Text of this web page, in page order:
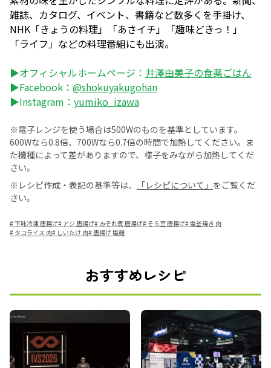
雑誌、カタログ、イベント、書籍など数多くを手掛け、
NHK「きょうの料理」「あさイチ」「趣味どきっ！」
「ライフ」などの料理番組にも出演。
▶オフィシャルホームページ： 井澤由美子の食薬ごはん
▶Facebook： @shokuyakugohan
▶Instagram： yumiko_izawa
※電子レンジを使う場合は500Wのものを基準としています。
600Wなら0.8倍、700Wなら0.7倍の時間で加熱してください。ま
た機種によって差がありますので、様子をみながら加熱してくだ
さい。
※レシピ作成・表記の基準等は、
「レシピについて」 をご覧くだ
さい。
#下味冷凍 唐揚げ# アジ 唐揚げ# みぞれ煮 唐揚げ#そら豆 唐揚げ#塩釜焼き 肉
# タコライス 肉# しいたけ 肉#唐揚げ 塩麹
おすすめレシピ